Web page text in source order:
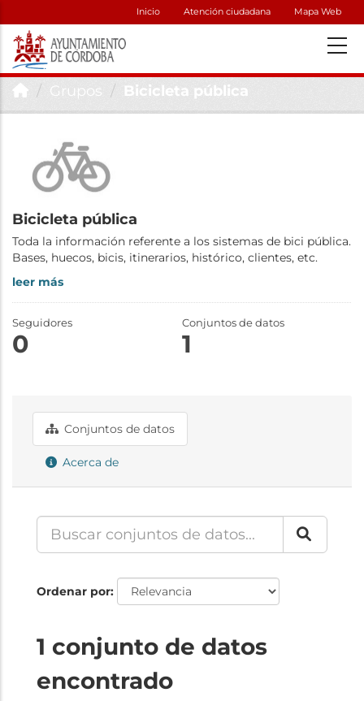
Inicio Atención ciudadana Mapa Web
Grupos Bicicleta pública
Bicicleta pública
Toda la información referente a los sistemas de bici pública.
Bases, huecos, bicis, itinerarios, histórico, clientes, etc.
leer más
Seguidores
0
Conjuntos de datos
1
Conjuntos de datos
Acerca de
Ordenar por
1 conjunto de datos
encontrado